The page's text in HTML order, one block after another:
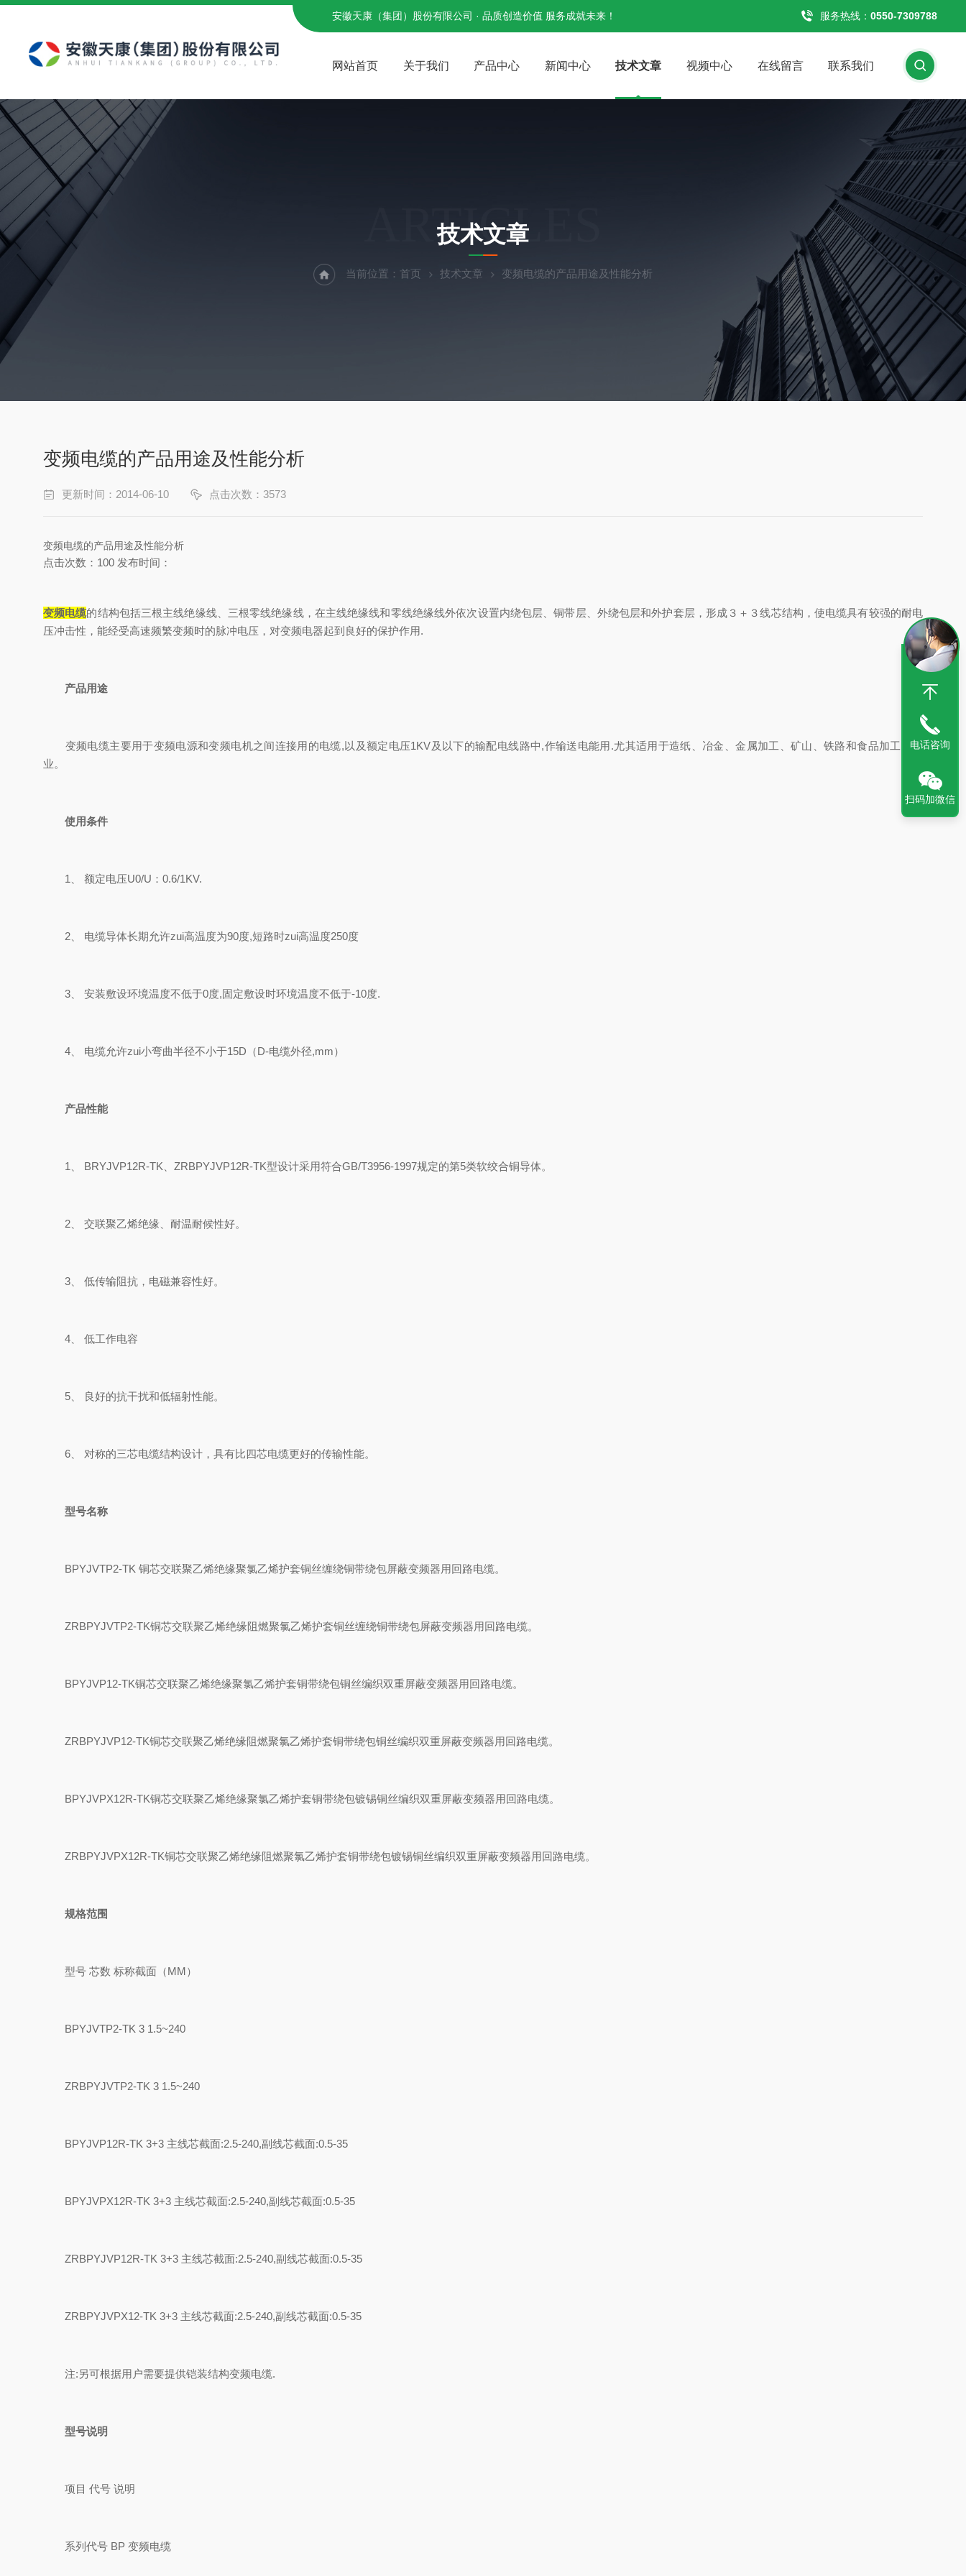
安徽天康（集团）股份有限公司 · 品质创造价值 服务成就未来！ 服务热线： 0550-7309788
网站首页 关于我们 产品中心 新闻中心 技术文章 视频中心 在线留言 联系我们
ARTICLES
技术文章
当前位置： 首页 技术文章 变频电缆的产品用途及性能分析
变频电缆的产品用途及性能分析
更新时间：2014-06-10 点击次数：3573
变频电缆的产品用途及性能分析
点击次数：100 发布时间：
变频电缆的结构包括三根主线绝缘线、三根零线绝缘线，在主线绝缘线和零线绝缘线外依次设置内绕包层、铜带层、外绕包层和外护套层，形成３＋３线芯结构，使电缆具有较强的耐电
压冲击性，能经受高速频繁变频时的脉冲电压，对变频电器起到良好的保护作用.
产品用途
变频电缆主要用于变频电源和变频电机之间连接用的电缆,以及额定电压1KV及以下的输配电线路中,作输送电能用.尤其适用于造纸、冶金、金属加工、矿山、铁路和食品加工等行
业。
使用条件
1、 额定电压U0/U：0.6/1KV.
2、 电缆导体长期允许zui高温度为90度,短路时zui高温度250度
3、 安装敷设环境温度不低于0度,固定敷设时环境温度不低于-10度.
4、 电缆允许zui小弯曲半径不小于15D（D-电缆外径,mm）
产品性能
1、 BRYJVP12R-TK、ZRBPYJVP12R-TK型设计采用符合GB/T3956-1997规定的第5类软绞合铜导体。
2、 交联聚乙烯绝缘、耐温耐候性好。
3、 低传输阻抗，电磁兼容性好。
4、 低工作电容
5、 良好的抗干扰和低辐射性能。
6、 对称的三芯电缆结构设计，具有比四芯电缆更好的传输性能。
型号名称
BPYJVTP2-TK 铜芯交联聚乙烯绝缘聚氯乙烯护套铜丝缠绕铜带绕包屏蔽变频器用回路电缆。
ZRBPYJVTP2-TK铜芯交联聚乙烯绝缘阻燃聚氯乙烯护套铜丝缠绕铜带绕包屏蔽变频器用回路电缆。
BPYJVP12-TK铜芯交联聚乙烯绝缘聚氯乙烯护套铜带绕包铜丝编织双重屏蔽变频器用回路电缆。
ZRBPYJVP12-TK铜芯交联聚乙烯绝缘阻燃聚氯乙烯护套铜带绕包铜丝编织双重屏蔽变频器用回路电缆。
BPYJVPX12R-TK铜芯交联聚乙烯绝缘聚氯乙烯护套铜带绕包镀锡铜丝编织双重屏蔽变频器用回路电缆。
ZRBPYJVPX12R-TK铜芯交联聚乙烯绝缘阻燃聚氯乙烯护套铜带绕包镀锡铜丝编织双重屏蔽变频器用回路电缆。
规格范围
型号 芯数 标称截面（MM）
BPYJVTP2-TK 3 1.5~240
ZRBPYJVTP2-TK 3 1.5~240
BPYJVP12R-TK 3+3 主线芯截面:2.5-240,副线芯截面:0.5-35
BPYJVPX12R-TK 3+3 主线芯截面:2.5-240,副线芯截面:0.5-35
ZRBPYJVP12R-TK 3+3 主线芯截面:2.5-240,副线芯截面:0.5-35
ZRBPYJVPX12-TK 3+3 主线芯截面:2.5-240,副线芯截面:0.5-35
注:另可根据用户需要提供铠装结构变频电缆.
型号说明
项目 代号 说明
系列代号 BP 变频电缆
电话咨询
扫码加微信